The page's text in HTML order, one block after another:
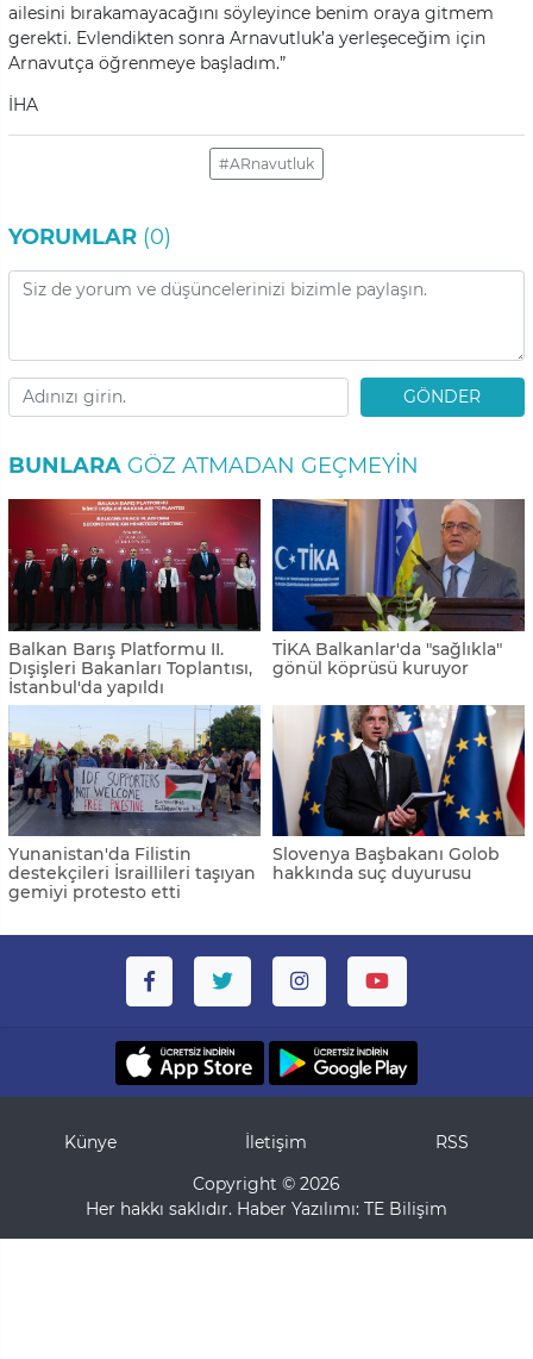
ailesini bırakamayacağını söyleyince benim oraya gitmem
gerekti. Evlendikten sonra Arnavutluk’a yerleşeceğim için
Arnavutça öğrenmeye başladım.”
İHA
#ARnavutluk
YORUMLAR (0)
GÖNDER
BUNLARA GÖZ ATMADAN GEÇMEYIN
Balkan Barış Platformu II.
Dışişleri Bakanları Toplantısı,
İstanbul'da yapıldı
TİKA Balkanlar'da "sağlıkla"
gönül köprüsü kuruyor
Yunanistan'da Filistin
destekçileri İsraillileri taşıyan
gemiyi protesto etti
Slovenya Başbakanı Golob
hakkında suç duyurusu
Künye İletişim
RSS
Copyright © 2026
Her hakkı saklıdır. Haber Yazılımı: TE Bilişim